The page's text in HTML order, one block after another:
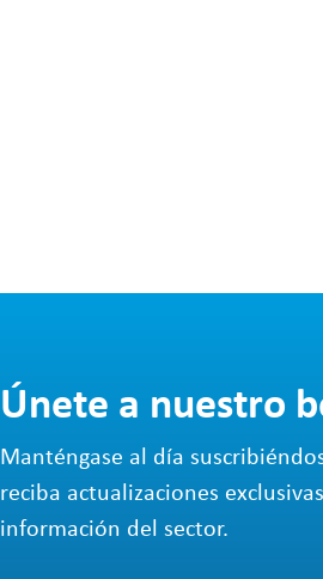
Únete a nuestro
Manténgase al día
reciba actualizaciones
información del sector.